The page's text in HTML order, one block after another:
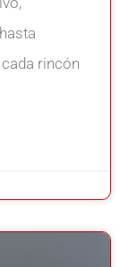
rincón